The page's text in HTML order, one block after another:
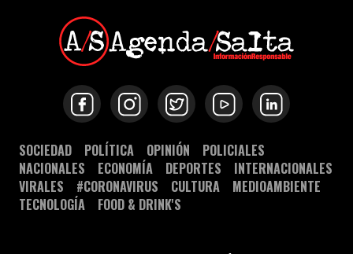
SOCIEDAD POLÍTICA OPINIÓN
POLICIALES
NACIONALES
ECONOMÍA DEPORTES
INTERNACIONALES
VIRALES
#CORONAVIRUS CULTURA
MEDIOAMBIENTE
TECNOLOGÍA
FOOD & DRINK'S